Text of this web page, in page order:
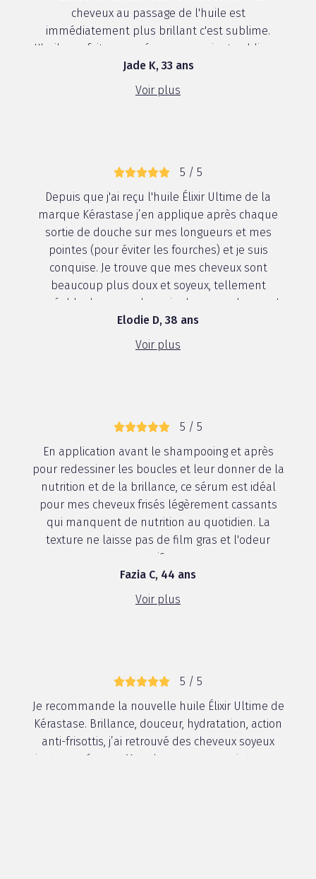
cheveux au passage de l'huile est
immédiatement plus brillant c'est sublime.
L'huile parfaite pour réparer, nourrir et sublimer.
...
Jade K, 33 ans
Voir plus
5 / 5
Depuis que j'ai reçu l'huile Élixir Ultime de la
marque Kérastase j’en applique après chaque
sortie de douche sur mes longueurs et mes
pointes (pour éviter les fourches) et je suis
conquise. Je trouve que mes cheveux sont
beaucoup plus doux et soyeux, tellement
agréable de passer la main dans ses cheveux !
Quant à l’o...
Elodie D, 38 ans
Voir plus
5 / 5
En application avant le shampooing et après
pour redessiner les boucles et leur donner de la
nutrition et de la brillance, ce sérum est idéal
pour mes cheveux frisés légèrement cassants
qui manquent de nutrition au quotidien. La
texture ne laisse pas de film gras et l'odeur
magnifique.
Fazia C, 44 ans
Voir plus
5 / 5
Je recommande la nouvelle huile Élixir Ultime de
Kérastase. Brillance, douceur, hydratation, action
anti-frisottis, j’ai retrouvé des cheveux soyeux
instantanément. Mes cheveux sont maintenant